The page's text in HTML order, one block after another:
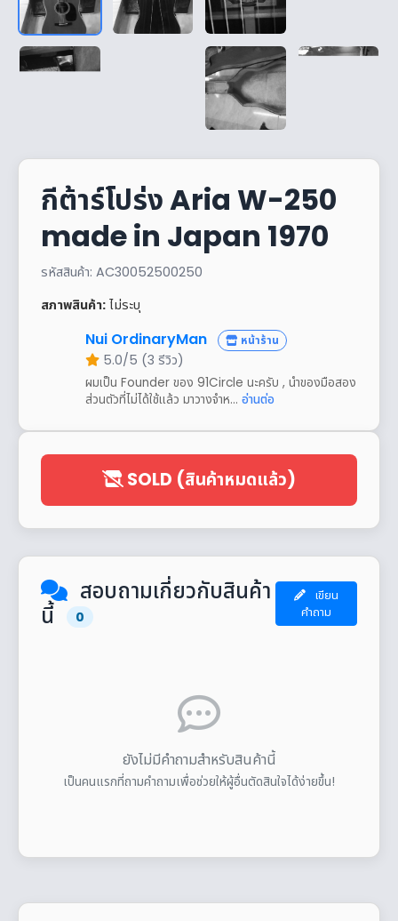
กีต้าร์โปร่ง Aria W-250
made in Japan 1970
รหัสสินค้า: AC30052500250
สภาพสินค้า: ไม่ระบุ
Nui OrdinaryMan หน้าร้าน
5.0/5 (3 รีวิว)
ผมเป็น Founder ของ 91Circle นะครับ , นำของมือสอง
ส่วนตัวที่ไม่ได้ใช้แล้ว มาวางจำห... อ่านต่อ
SOLD (สินค้าหมดแล้ว)
สอบถามเกี่ยวกับสินค้า
นี้
0
เขียน
คำถาม
ยังไม่มีคำถามสำหรับสินค้านี้
เป็นคนแรกที่ถามคำถามเพื่อช่วยให้ผู้อื่นตัดสินใจได้ง่ายขึ้น!